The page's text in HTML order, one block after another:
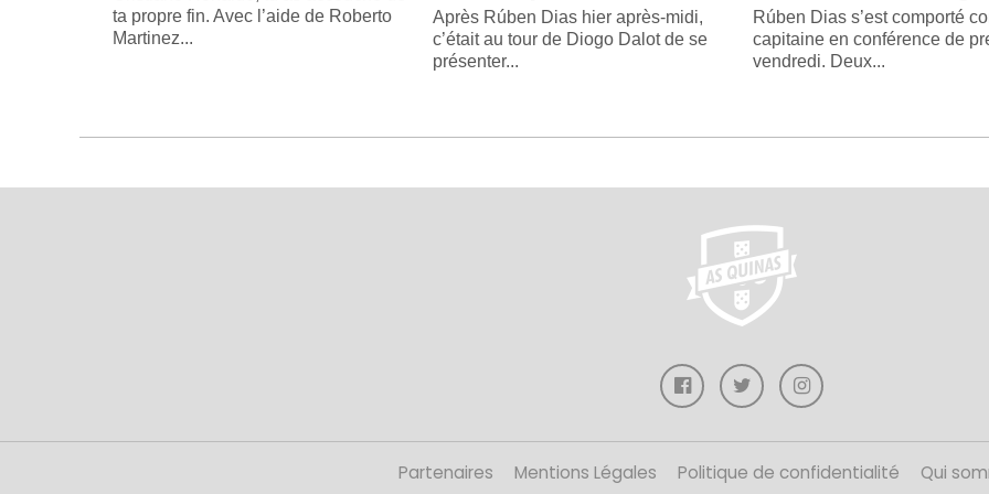
ta propre fin. Avec l’aide de Roberto
Martinez...
Après Rúben Dias hier après-midi,
c’était au tour de Diogo Dalot de se
présenter...
Rúben Dias s’est comporté
capitaine en conférence de
vendredi. Deux...
Partenaires Mentions Légales Politique de confidentialité Qui